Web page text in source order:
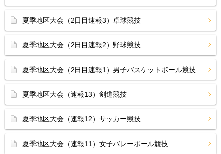
夏季地区大会（2日目速報3）卓球競技
夏季地区大会（2日目速報2）野球競技
夏季地区大会（2日目速報1）男子バスケットボール競技
夏季地区大会（速報13）剣道競技
夏季地区大会（速報12）サッカー競技
夏季地区大会（速報11）女子バレーボール競技